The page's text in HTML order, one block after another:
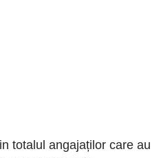
totalul angajaților care au